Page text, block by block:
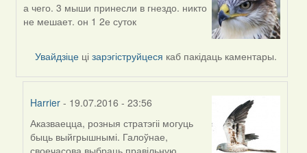
In
reply
а чего. 3 мыши принесли в гнездо. никто
не мешает. он 1 2е суток
Увайдзіце цізарэгіструйцеся каб пакідаць каментары.
Harrier - 19.07.2016 - 23:56
In
reply
Аказваецца, розныя стратэгіі могуць
быць выйгрышнымі. Галоўнае,